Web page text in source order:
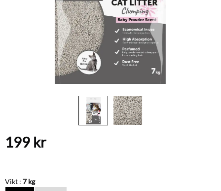
199 kr
Vikt : 7 kg